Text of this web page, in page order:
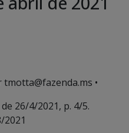
tmotta@fazenda.ms •
26/4/2021, p. 4/5.
2021